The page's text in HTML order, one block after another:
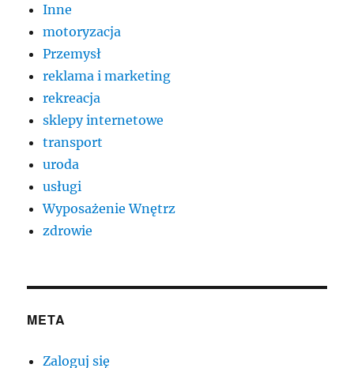
Inne
motoryzacja
Przemysł
reklama i marketing
rekreacja
sklepy internetowe
transport
uroda
usługi
Wyposażenie Wnętrz
zdrowie
META
Zaloguj się